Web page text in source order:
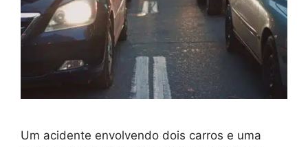
Um acidente envolvendo dois carros e uma